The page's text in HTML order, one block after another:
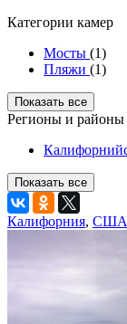
Категории камер
Мосты (1)
Пляжи (1)
Показать все
Регионы и
Показать все
Калифорния, США